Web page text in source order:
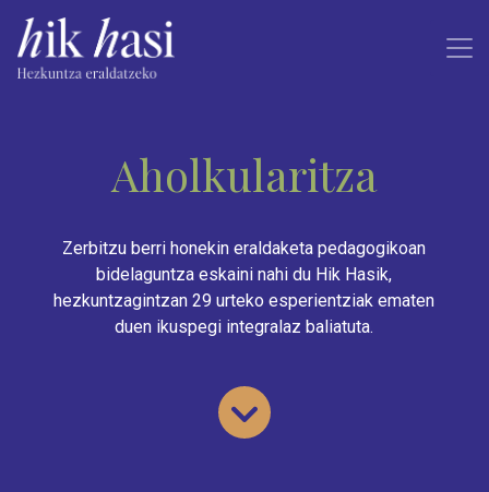
Aholkularitza
Zerbitzu berri honekin eraldaketa pedagogikoan
bidelaguntza eskaini nahi du Hik Hasik,
hezkuntzagintzan 29 urteko esperientziak ematen
duen ikuspegi integralaz baliatuta.
Joan eduki